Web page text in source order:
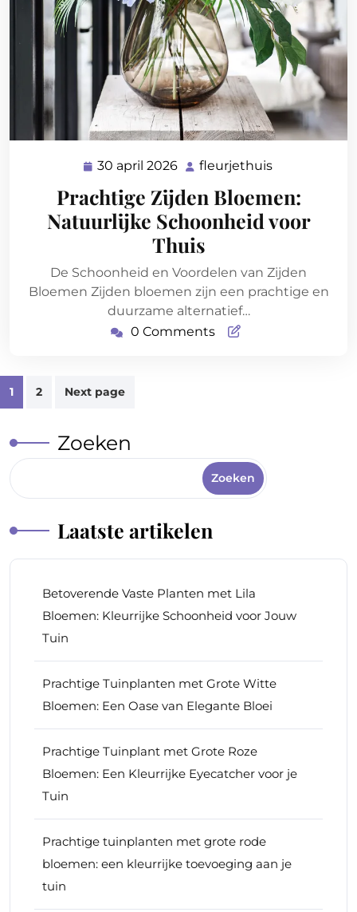
30 april 2026 30
april
2026
fleurjethuis
Prachtige Zijden Bloemen:
Natuurlijke Schoonheid voor
Thuis
De Schoonheid en Voordelen van Zijden
Bloemen Zijden bloemen zijn een prachtige en
duurzame alternatief…
0 Comments
Berichten
paginering
1 2 Next page
Zoeken
Zoeken
Laatste artikelen
Betoverende Vaste Planten met Lila
Bloemen: Kleurrijke Schoonheid voor Jouw
Tuin
Prachtige Tuinplanten met Grote Witte
Bloemen: Een Oase van Elegante Bloei
Prachtige Tuinplant met Grote Roze
Bloemen: Een Kleurrijke Eyecatcher voor je
Tuin
Prachtige tuinplanten met grote rode
bloemen: een kleurrijke toevoeging aan je
tuin